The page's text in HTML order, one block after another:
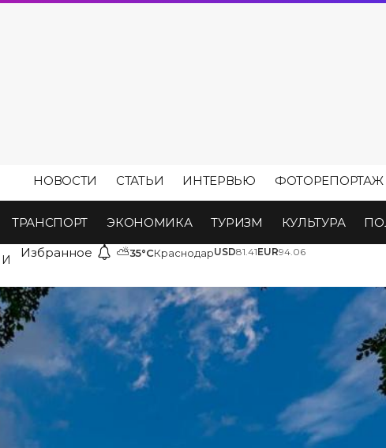
НОВОСТИ СТАТЬИ ИНТЕРВЬЮ ФОТОРЕПОРТАЖ
ТРАНСПОРТ ЭКОНОМИКА ТУРИЗМ КУЛЬТУРА
Избранное ⛅35°CКраснодарUSD81.41EUR94.06